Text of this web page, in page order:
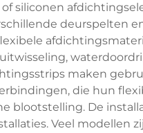
siliconen
deurspelten
maken
die hun
blootstelling. De
Veel modellen